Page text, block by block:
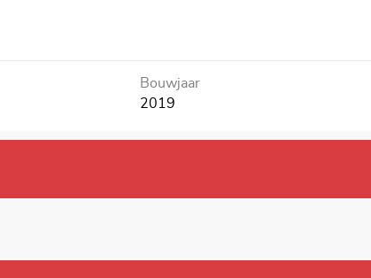
Bouwjaar
2019